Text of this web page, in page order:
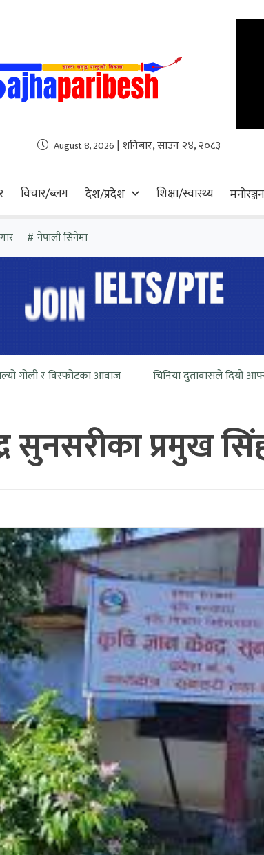
August 8, 2026 | शनिबार, साउन २४, २०८३
विचार/ब्लग देश/प्रदेश शिक्षा/स्वास्थ्य मनोरञ्जन
नेपाली सिनेमा
आवाज चिनिया दुतावासले दियो आफ्ना नागरीलाई भारत
सुनसरीका प्रमुख